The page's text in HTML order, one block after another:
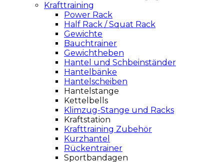
Krafttraining
Power Rack
Half Rack / Squat Rack
Gewichte
Bauchtrainer
Gewichtheben
Hantel und Schbeinständer
Hantelbänke
Hantelscheiben
Hantelstange
Kettelbells
Klimzug-Stange und Racks
Kraftstation
Krafttraining Zubehör
Kurzhantel
Rückentrainer
Sportbandagen